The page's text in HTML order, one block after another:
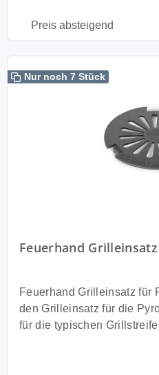
Nur noch 7 Stück
Feuerhand
Feuerhand Grilleinsatz für Pyron
den Grilleinsatz für die
für die typischen Grillstreifen